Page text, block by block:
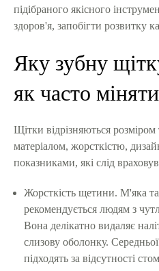
підібраного якісного
здоров'я, запобігти розвитку
Яку зубну
як часто
Щітки відрізняються
матеріалом, жорсткістю,
показниками, які слід
Жорсткість щетини. М'яка
рекомендується людям з
Вона делікатно видаляє
слизову оболонку.
підходять за відсутності